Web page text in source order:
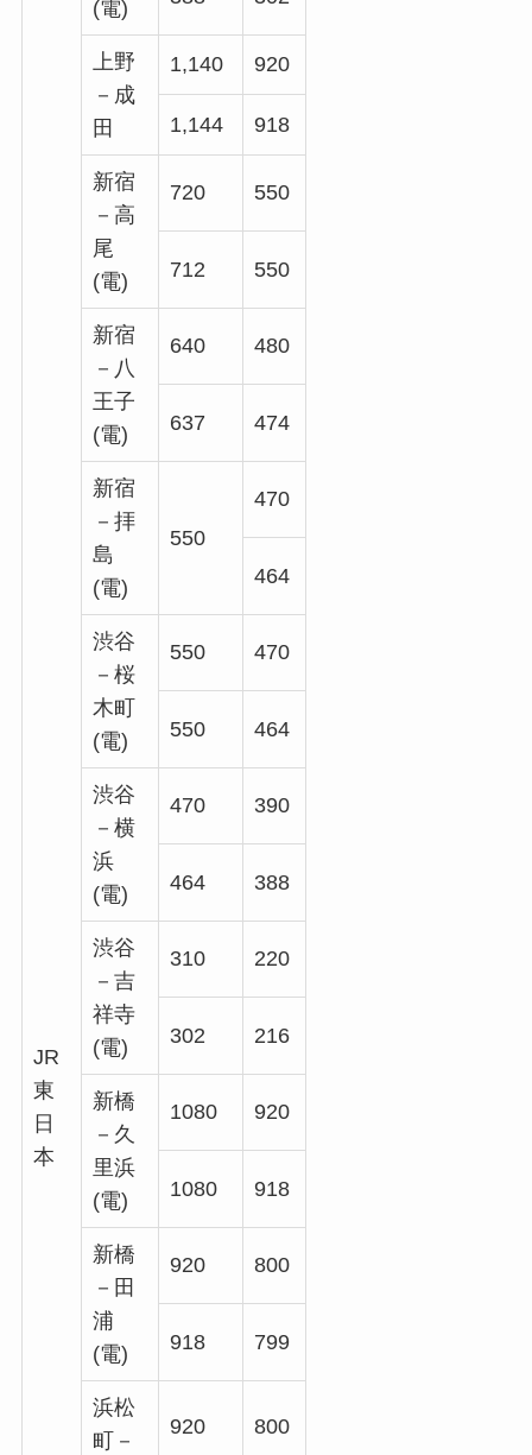
JR
東
日
本
(電)
上野
－成
田
1,140 920
1,144 918
新宿
－高
尾
(電)
720 550
712 550
新宿
－八
王子
(電)
640 480
637 474
新宿
－拝
島
(電)
550
470
464
渋谷
－桜
木町
(電)
550 470
550 464
渋谷
－横
浜
(電)
470 390
464 388
渋谷
－吉
祥寺
(電)
310 220
302 216
新橋
－久
里浜
(電)
1080 920
1080 918
新橋
－田
浦
(電)
920 800
918 799
浜松
町－
920 800